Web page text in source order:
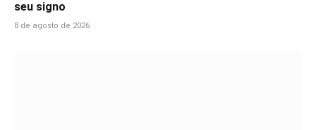
seu signo
8 de agosto de 2026